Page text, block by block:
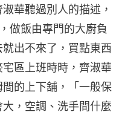
華聽過別人的描述，
做飯由專門的大廚負
出不來了，買點東西
區上班時時，齊淑華
的上下舖，「一般保
，空調、洗手間什麼